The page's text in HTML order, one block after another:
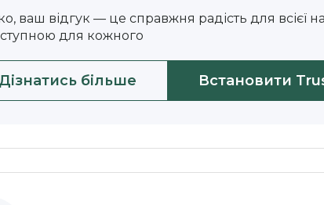
ваш відгук — це справжня радість для всієї
для кожного
Дізнатись більше Встановити